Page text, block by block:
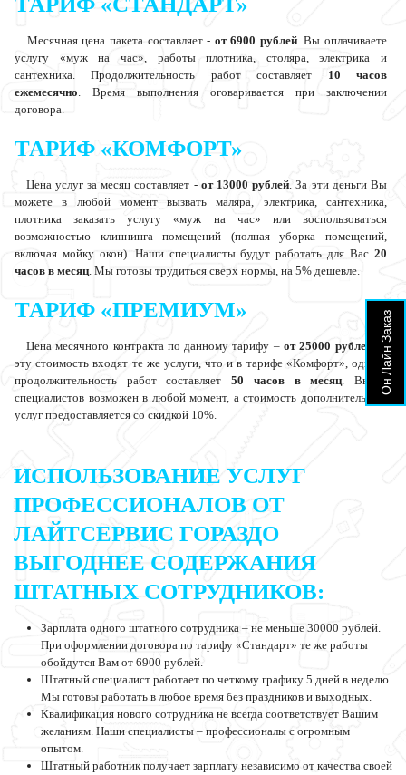
Он Лайн Заказ
Месячная цена пакета составляет - от 6900 рублей. Вы оплачиваете
услугу «муж на час», работы плотника, столяра, электрика и
сантехника. Продолжительность работ составляет 10 часов
ежемесячно. Время выполнения оговаривается при заключении
договора.
ТАРИФ «КОМФОРТ»
Цена услуг за месяц составляет - от 13000 рублей. За эти деньги Вы
можете в любой момент вызвать маляра, электрика, сантехника,
плотника заказать услугу «муж на час» или воспользоваться
возможностью клиннинга помещений (полная уборка помещений,
включая мойку окон). Наши специалисты будут работать для Вас 20
часов в месяц. Мы готовы трудиться сверх нормы, на 5% дешевле.
ТАРИФ «ПРЕМИУМ»
Цена месячного контракта по данному тарифу –от 25000 рублей
. В
эту стоимость входят те же услуги, что и в тарифе «Комфорт», однако
продолжительность работ составляет50 часов в месяц. Вызов
специалистов возможен в любой момент, а стоимость дополнительных
услуг предоставляется со скидкой 10%.
ИСПОЛЬЗОВАНИЕ УСЛУГ
ПРОФЕССИОНАЛОВ ОТ
ЛАЙТСЕРВИС ГОРАЗДО
ВЫГОДНЕЕ СОДЕРЖАНИЯ
ШТАТНЫХ СОТРУДНИКОВ:
Зарплата одного штатного сотрудника – не меньше 30000 рублей.
При оформлении договора по тарифу «Стандарт» те же работы
обойдутся Вам от 6900 рублей.
Штатный специалист работает по четкому графику 5 дней в неделю.
Мы готовы работать в любое время без праздников и выходных.
Квалификация нового сотрудника не всегда соответствует Вашим
желаниям. Наши специалисты – профессионалы с огромным
опытом.
Штатный работник получает зарплату независимо от качества своей